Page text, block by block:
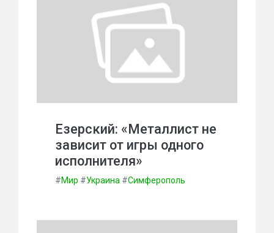
Езерский: «Металлист не
зависит от игры одного
исполнителя»
#Мир #Украина #Симферополь